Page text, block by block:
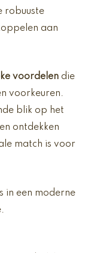
robuuste
aan
voordelen die
voorkeuren.
blik op het
en ontdekken
match is voor